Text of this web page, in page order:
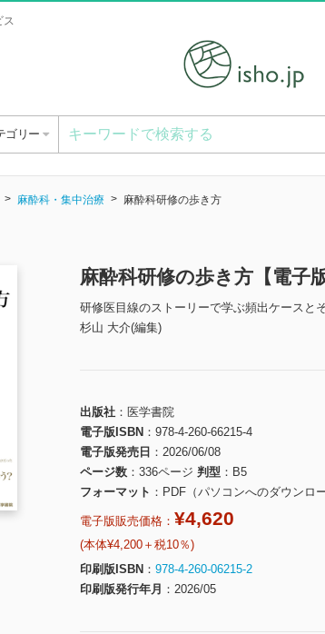
ス
ゴリー
麻酔科・集中治療 麻酔科研修の歩き方
麻酔科研修の歩き方【電子版
研修医目線のストーリーで学ぶ頻出ケースと
杉山 大介(編集)
出版社
医学書院
電子版ISBN
978-4-260-66215-4
電子版発売日
2026/06/08
ページ数
336ページ 判型
B5
フォーマット
PDF（パソコンへのダウンロ
電子版販売価格： ¥4,620
(本体¥4,200＋税10％)
印刷版ISBN
978-4-260-06215-2
印刷版発行年月
2026/05